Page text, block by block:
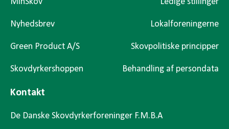
MinSkov
Nyhedsbrev
Green Product A/S
Skovdyrkershoppen
Ledige stillinger
Lokalforeningerne
Skovpolitiske principper
Behandling af persondata
Kontakt
De Danske Skovdyrkerforeninger F.M.B.A